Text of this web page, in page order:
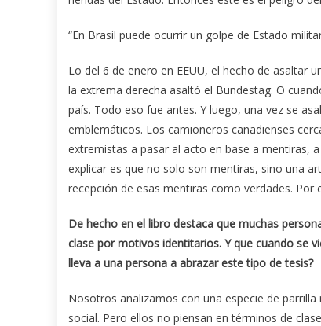
“En Brasil puede ocurrir un golpe de Estado
Lo del 6 de enero en EEUU, el hecho de asaltar
la extrema derecha asaltó el Bundestag. O
país. Todo eso fue antes. Y luego, una vez se
emblemáticos. Los camioneros canadienses
extremistas a pasar al acto en base a mentiras,
explicar es que no solo son mentiras, sino una
recepción de esas mentiras como verdades. Por
De hecho en el libro destaca que muchas
clase por motivos identitarios. Y que cuando se
lleva a una persona a abrazar este tipo de tesis?
Nosotros analizamos con una especie de
social. Pero ellos no piensan en términos de